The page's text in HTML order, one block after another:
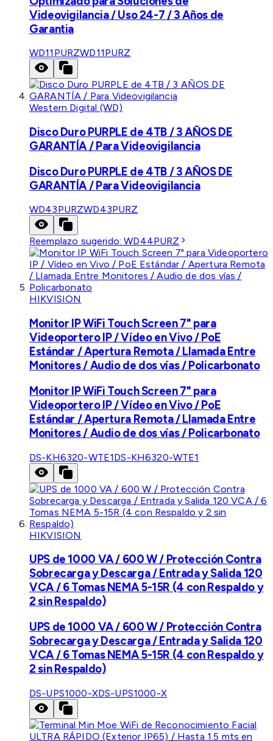
Videovigilancia / Uso 24-7 / 3 Años de
Garantia
WD11PURZWD11PURZ
Western Digital (WD)
Disco Duro PURPLE de 4TB / 3 AÑOS DE
GARANTÍA / Para Videovigilancia
Disco Duro PURPLE de 4TB / 3 AÑOS DE
GARANTÍA / Para Videovigilancia
WD43PURZWD43PURZ
Reemplazo sugerido:WD44PURZ
HIKVISION
Monitor IP WiFi Touch Screen 7" para
Videoportero IP / Vídeo en Vivo / PoE
Estándar / Apertura Remota / Llamada Entre
Monitores / Audio de dos vías / Policarbonato
Monitor IP WiFi Touch Screen 7" para
Videoportero IP / Vídeo en Vivo / PoE
Estándar / Apertura Remota / Llamada Entre
Monitores / Audio de dos vías / Policarbonato
DS-KH6320-WTE1DS-KH6320-WTE1
HIKVISION
UPS de 1000 VA / 600 W / Protección Contra
Sobrecarga y Descarga / Entrada y Salida 120
VCA / 6 Tomas NEMA 5-15R (4 con Respaldo y
2 sin Respaldo)
UPS de 1000 VA / 600 W / Protección Contra
Sobrecarga y Descarga / Entrada y Salida 120
VCA / 6 Tomas NEMA 5-15R (4 con Respaldo y
2 sin Respaldo)
DS-UPS1000-XDS-UPS1000-X